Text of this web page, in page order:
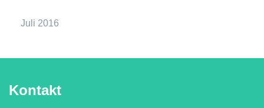
Juli 2016
Kontakt